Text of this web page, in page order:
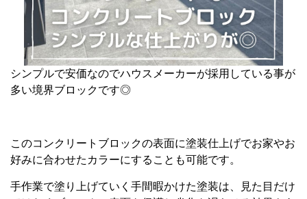
シンプルで安価なのでハウスメーカーが採用している事が
多い境界ブロックです◎
このコンクリートブロックの表面に塗装仕上げでお家やお
好みに合わせたカラーにすることも可能です。
手作業で塗り上げていく手間暇かけた塗装は、見た目だけ